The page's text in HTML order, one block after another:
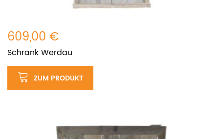
609,00 €
Schrank Werdau
ZUM PRODUKT